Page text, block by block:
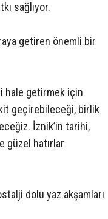
sağlıyor.
getiren önemli bir
hale getirmek için
geçirebileceği, birlik
İznik’in tarihi,
güzel hatırlar
dolu yaz akşamları